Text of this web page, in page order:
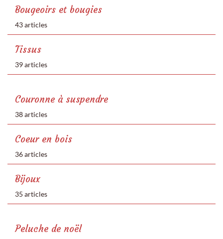
Bougeoirs et bougies
43 articles
Tissus
39 articles
Couronne à suspendre
38 articles
Coeur en bois
36 articles
Bijoux
35 articles
Peluche de noël